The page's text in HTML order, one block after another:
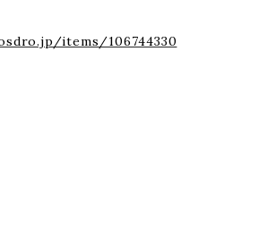
items/106744330